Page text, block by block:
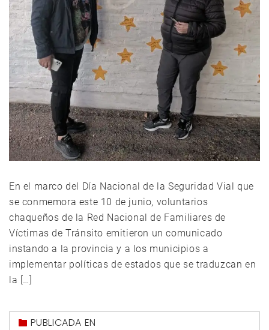
En el marco del Día Nacional de la Seguridad Vial que
se conmemora este 10 de junio, voluntarios
chaqueños de la Red Nacional de Familiares de
Víctimas de Tránsito emitieron un comunicado
instando a la provincia y a los municipios a
implementar políticas de estados que se traduzcan en
la […]
PUBLICADA EN